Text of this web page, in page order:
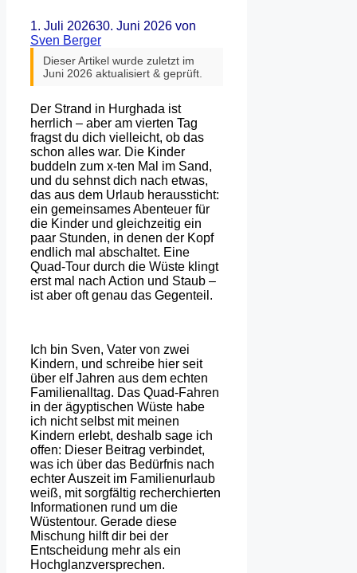
1. Juli 202630. Juni 2026 von
Sven Berger
Dieser Artikel wurde zuletzt im
Juni 2026 aktualisiert & geprüft.
Der Strand in Hurghada ist
herrlich – aber am vierten Tag
fragst du dich vielleicht, ob das
schon alles war. Die Kinder
buddeln zum x-ten Mal im Sand,
und du sehnst dich nach etwas,
das aus dem Urlaub heraussticht:
ein gemeinsames Abenteuer für
die Kinder und gleichzeitig ein
paar Stunden, in denen der Kopf
endlich mal abschaltet. Eine
Quad-Tour durch die Wüste klingt
erst mal nach Action und Staub –
ist aber oft genau das Gegenteil.
Ich bin Sven, Vater von zwei
Kindern, und schreibe hier seit
über elf Jahren aus dem echten
Familienalltag. Das Quad-Fahren
in der ägyptischen Wüste habe
ich nicht selbst mit meinen
Kindern erlebt, deshalb sage ich
offen: Dieser Beitrag verbindet,
was ich über das Bedürfnis nach
echter Auszeit im Familienurlaub
weiß, mit sorgfältig recherchierten
Informationen rund um die
Wüstentour. Gerade diese
Mischung hilft dir bei der
Entscheidung mehr als ein
Hochglanzversprechen.